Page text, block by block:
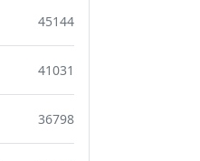
45144
41031
36798